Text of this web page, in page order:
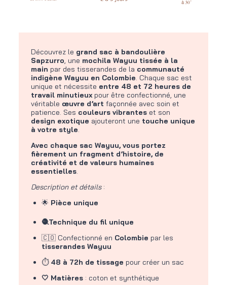
Découvrez le grand sac à bandoulière
Sapzurro, une mochila Wayuu tissée à la
main par des tisserandes de la communauté
indigène Wayuu en Colombie. Chaque sac est
unique et nécessite entre 48 et 72 heures de
travail minutieuxpour être confectionné, une
véritable œuvre d’art façonnée avec soin et
patience. Ses couleurs vibrantes et son
design exotique ajouteront une touche unique
à votre style.
Avec chaque sac Wayuu, vous portez
fièrement un fragment d’histoire, de
créativité et de valeurs humaines
essentielles.
Description et détails:
🌟 Pièce unique
🧶Technique du fil unique
🇨🇴 Confectionné en Colombie par les
tisserandes Wayuu
⏱ 48 à 72h de tissage pour créer un sac
🤍 Matières : coton et synthétique